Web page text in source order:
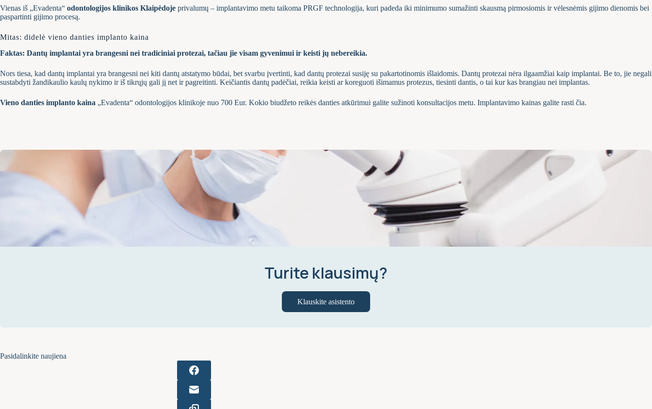
Vienas iš „Evadenta“ odontologijos klinikos Klaipėdoje privalumų – implantavimo metu taikoma PRGF technologija, kuri padeda iki minimumo sumažinti skausmą pirmosiomis ir vėlesnėmis gijimo dienomis bei
paspartinti gijimo procesą.
Mitas: didelė vieno danties implanto kaina
Faktas: Dantų implantai yra brangesni nei tradiciniai protezai, tačiau jie visam gyvenimui ir keisti jų nebereikia.
Nors tiesa, kad dantų implantai yra brangesni nei kiti dantų atstatymo būdai, bet svarbu įvertinti, kad dantų protezai susiję su pakartotinomis išlaidomis. Dantų protezai nėra ilgaamžiai kaip implantai. Be to, jie negali
sustabdyti žandikaulio kaulų nykimo ir iš tikrųjų gali jį net ir pagreitinti. Keičiantis dantų padėčiai, reikia keisti ar koreguoti išimamus protezus, tiesinti dantis, o tai kur kas brangiau nei implantas.
Vieno danties implanto kaina „Evadenta“ odontologijos klinikoje nuo 700 Eur. Kokio biudžeto reikės danties atkūrimui galite sužinoti konsultacijos metu. Implantavimo kainas galite rasti čia.
Turite klausimų?
Klauskite asistento
Pasidalinkite naujiena